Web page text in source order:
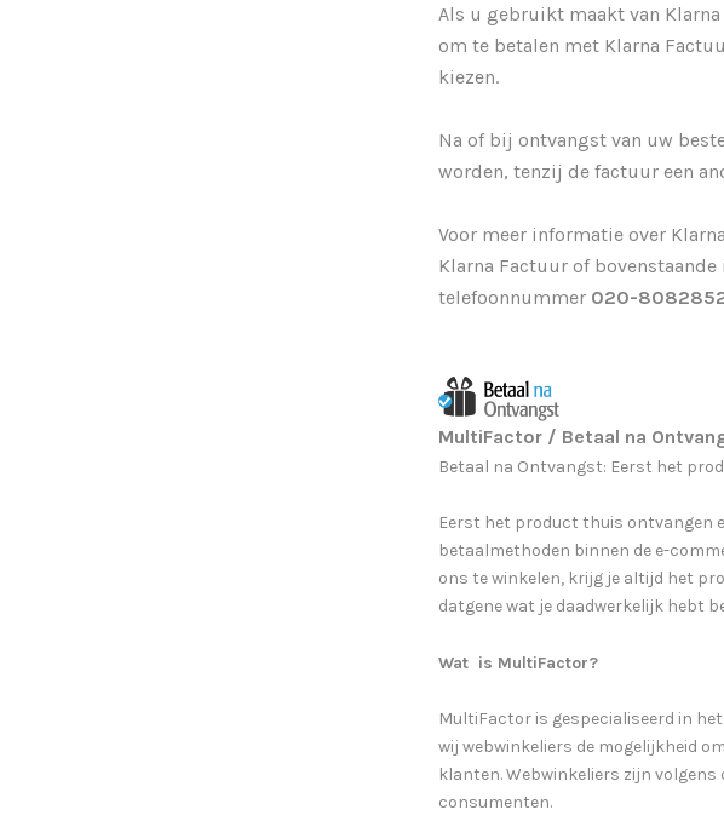
Als u gebruikt maakt van
om te betalen met Klarna
kiezen.
Na of bij ontvangst van uw
worden, tenzij de factuur een
Voor meer informatie over
Klarna Factuur of
telefoonnummer 020-
MultiFactor / Betaal na
Betaal na Ontvangst: Eerst het
Eerst het product thuis ontvangen
betaalmethoden binnen de e-
ons te winkelen, krijg je altijd het
datgene wat je daadwerkelijk hebt
Wat is MultiFactor?
MultiFactor is gespecialiseerd in
wij webwinkeliers de mogelijkheid
klanten. Webwinkeliers zijn
consumenten.